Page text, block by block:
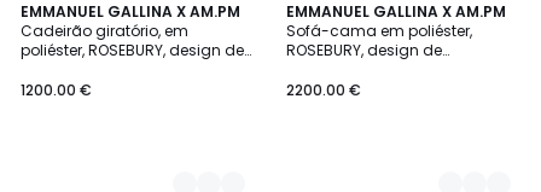
EMMANUEL GALLINA X AM.PM
Cadeirão giratório, em
poliéster, ROSEBURY, design de
1200.00 €
2
Cores
EMMANUEL GALLINA X AM.PM
Sofá-cama em poliéster,
ROSEBURY, design de
2200.00 €
2
Cores